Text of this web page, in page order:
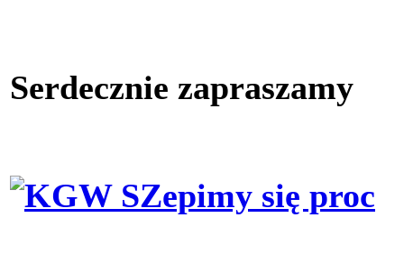
Serdecznie zapraszamy